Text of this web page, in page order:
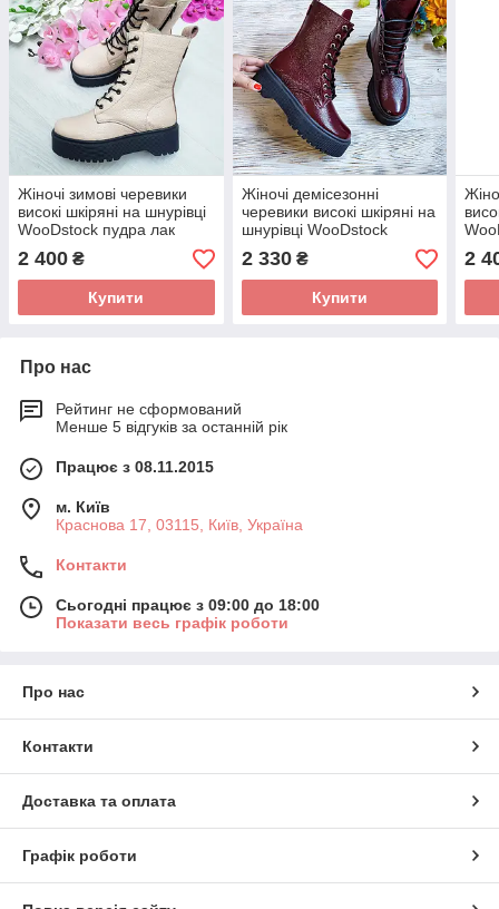
Жіночі зимові черевики
високі шкіряні на шнурівці
WooDstock пудра лак
2 400 ₴
Купити
Жіночі демісезонні
черевики високі шкіряні на
шнурівці WooDstock
бордовий лак
2 330₴
Купити
лак
2
Про нас
Рейтинг не сформований
Менше 5 відгуків за останній рік
Працює з 08.11.2015
м. Київ
Краснова 17, 03115, Київ, Україна
Контакти
Сьогодні працює з 09:00 до 18:00
Показати весь графік роботи
Про нас
Контакти
Доставка та оплата
Графік роботи